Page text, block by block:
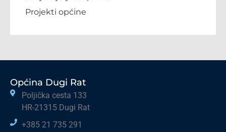
Projekti općine
Općina Dugi Rat
Poljička cesta 133
HR-21315 Dugi Rat
+385 21 735 291